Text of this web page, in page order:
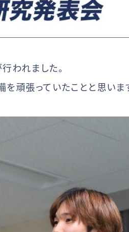
われました。
張っていたことと思いま